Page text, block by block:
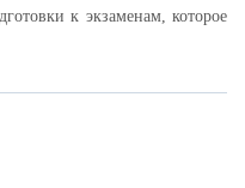
к экзаменам, которое